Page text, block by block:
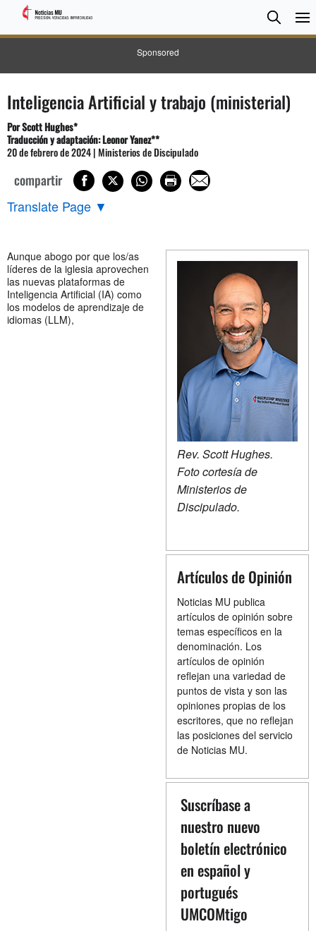
Sponsored
Search
Inteligencia Artificial y trabajo (ministerial)
PorScott Hughes*
Traducción y adaptación: Leonor Yanez**
20 de febrero de 2024 | Ministerios de Discipulado
compartir
Translate Page ▼
Rev. Scott Hughes.
Foto cortesía de
Ministerios de
Discipulado.
Artículos de Opinión
Noticias MU publica
artículos de opinión sobre
temas específicos en la
denominación. Los
artículos de opinión
reflejan una variedad de
puntos de vista y son las
opiniones propias de los
escritores, que no reflejan
las posiciones del servicio
de Noticias MU.
Suscríbase a
nuestro nuevo
boletín electrónico
en español y
portugués
UMCOMtigo
Aunque abogo por que los/as
líderes de la iglesia aprovechen
las nuevas plataformas de
Inteligencia Artificial (IA) como
los modelos de aprendizaje de
idiomas (LLM),